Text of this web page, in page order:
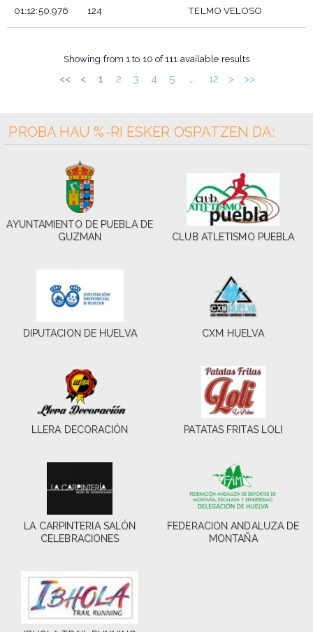
01:12:50.976 124 TELMO VELOSO
Showing from 1 to 10 of 111 available results
<< < 1 2 3 4 5 … 12 > >>
PROBA HAU %-RI ESKER OSPATZEN DA:
AYUNTAMIENTO DE PUEBLA DE
GUZMAN
CLUB ATLETISMO PUEBLA
DIPUTACION DE HUELVA CXM HUELVA
LLERA DECORACIÓN PATATAS FRITAS LOLI
LA CARPINTERIA SALÓN
CELEBRACIONES
FEDERACION ANDALUZA DE
MONTAÑA